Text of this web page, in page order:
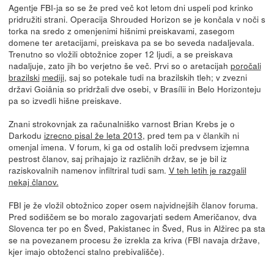
Agentje FBI-ja so se že pred več kot letom dni uspeli pod krinko
pridružiti strani. Operacija Shrouded Horizon se je končala v noči s
torka na sredo z omenjenimi hišnimi preiskavami, zasegom
domene ter aretacijami, preiskava pa se bo seveda nadaljevala.
Trenutno so vložili obtožnice zoper 12 ljudi, a se preiskava
nadaljuje, zato jih bo verjetno še več. Prvi so o aretacijah poročali
brazilski mediji, saj so potekale tudi na brazilskih tleh; v zvezni
državi Goiânia so pridržali dve osebi, v Brasílii in Belo Horizonteju
pa so izvedli hišne preiskave.
Znani strokovnjak za računalniško varnost Brian Krebs je o
Darkodu izrecno pisal že leta 2013, pred tem pa v člankih ni
omenjal imena. V forum, ki ga od ostalih loči predvsem izjemna
pestrost članov, saj prihajajo iz različnih držav, se je bil iz
raziskovalnih namenov infiltriral tudi sam. V teh letih je razgalil
nekaj članov.
FBI je že vložil obtožnico zoper osem najvidnejših članov foruma.
Pred sodiščem se bo moralo zagovarjati sedem Američanov, dva
Slovenca ter po en Šved, Pakistanec in Šved, Rus in Alžirec pa sta
se na povezanem procesu že izrekla za kriva (FBI navaja države,
kjer imajo obtoženci stalno prebivališče).